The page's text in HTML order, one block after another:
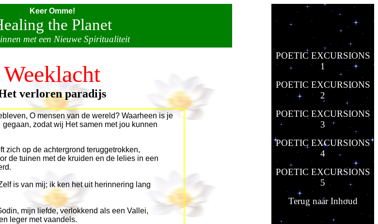
Keer Omme!
the Planet
met een Nieuwe Spiritualiteit
Weeklacht
verloren paradijs
O mensen van de wereld? Waarheen is je
zodat wij Het samen met jou kunnen
zich op de achtergrond teruggetrokken,
de tuinen met de kruiden en de lelies in een
is van mij; ik ken het uit herinnering lang
mijn liefde, verlokkend als een Vallei,
leger met vaandels.
POETIC EXCURSIONS
1
POETIC EXCURSIONS
2
POETIC EXCURSIONS
3
POETIC EXCURSIONS
4
POETIC EXCURSIONS
5
Terug naar Inhoud